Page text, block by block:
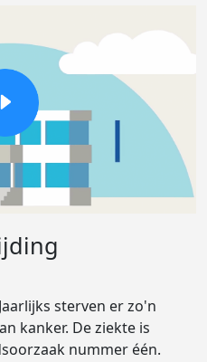
sterven er zo'n
kanker. De ziekte is
nummer één.